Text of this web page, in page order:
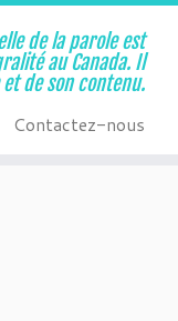
de la parole est
au Canada. Il
de son contenu.
Contactez-nous